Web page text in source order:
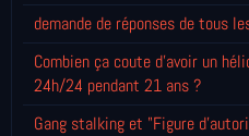
demande de réponses de tous
Combien ça coute d'avoir un
24h/24 pendant 21 ans ?
Gang stalking et "Figure